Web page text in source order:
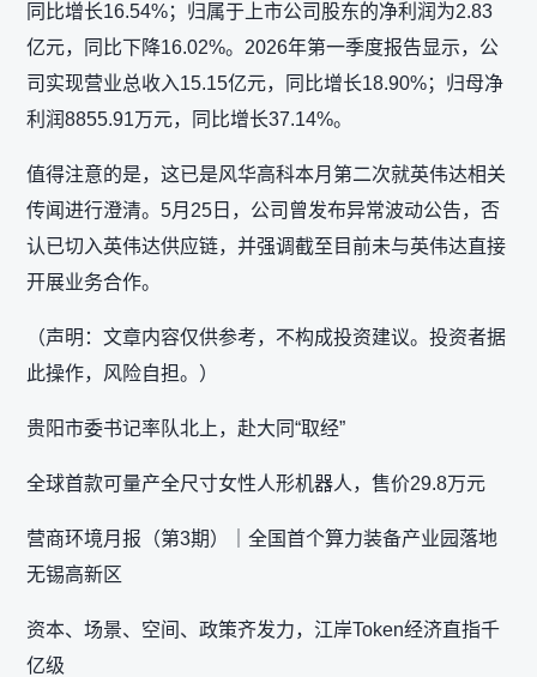
同比增长16.54%；归属于上市公司股东的净利润为2.83
亿元，同比下降16.02%。2026年第一季度报告显示，公
司实现营业总收入15.15亿元，同比增长18.90%；归母净
利润8855.91万元，同比增长37.14%。
值得注意的是，这已是风华高科本月第二次就英伟达相关
传闻进行澄清。5月25日，公司曾发布异常波动公告，否
认已切入英伟达供应链，并强调截至目前未与英伟达直接
开展业务合作。
（声明：文章内容仅供参考，不构成投资建议。投资者据
此操作，风险自担。）
贵阳市委书记率队北上，赴大同“取经”
全球首款可量产全尺寸女性人形机器人，售价29.8万元
营商环境月报（第3期）｜全国首个算力装备产业园落地
无锡高新区
资本、场景、空间、政策齐发力，江岸Token经济直指千
亿级